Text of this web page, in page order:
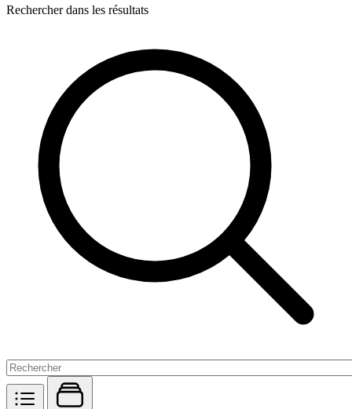
Rechercher dans les résultats